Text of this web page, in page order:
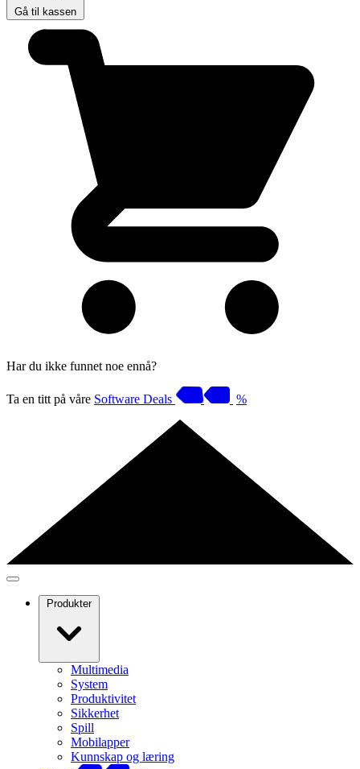
Gå til kassen
Har du ikke funnet noe ennå?
Ta en titt på våre Software Deals %
Produkter
Multimedia
System
Produktivitet
Sikkerhet
Spill
Mobilapper
Kunnskap og læring